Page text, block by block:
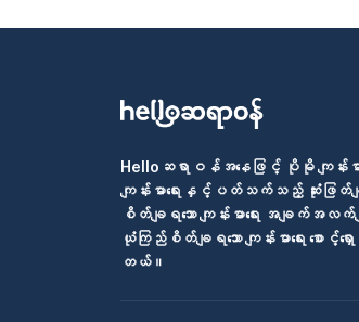
Helloဆရာဝန်အနေဖြင့် ပိုမို ကျန်းမ
ကျန်းမာရေးနှင့်ပတ်သက်သည့် ဆုံးဖြတ်ခ
စိတ်ချရသော ကျန်းမာရေး အချက်အလက်မ
ယုံကြည်စိတ်ချရသော ကျန်းမာရေး စောင့်ရှ
တယ်။